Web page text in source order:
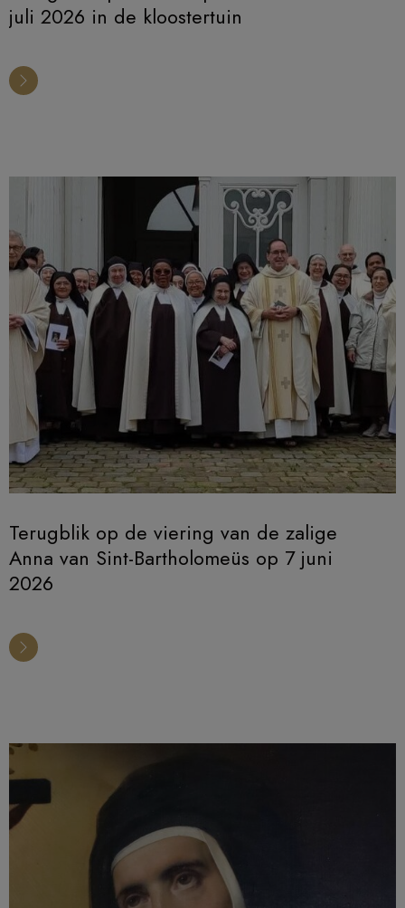
juli 2026 in de kloostertuin
Terugblik op de viering van de zalige
Anna van Sint-Bartholomeüs op 7 juni
2026